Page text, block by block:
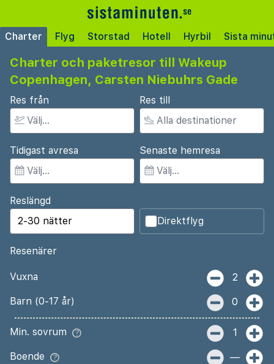
Charter Flyg Storstad Hotell Hyrbil Sista
Charter och paketresor till Wakeup
Copenhagen, Carsten Niebuhrs Gade
Res från Res till
Tidigast avresa Senaste hemresa
Reslängd
Direktflyg
Resenärer
Vuxna 2
Barn (0-17 år) 0
Min. sovrum 1
Boende —